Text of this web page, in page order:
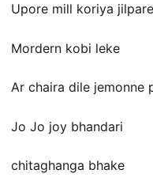
Upore mill koriya
Mordern kobi leke
Ar chaira dile jemonne
Jo Jo joy bhandari
chitaghanga bhake